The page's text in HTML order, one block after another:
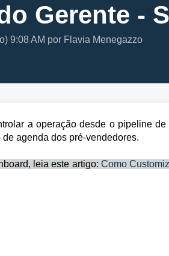
Gerente -
9:08 AM por Flavia Menegazzo
a operação desde o pipeline de
agenda dos pré-vendedores.
leia este artigo: Como